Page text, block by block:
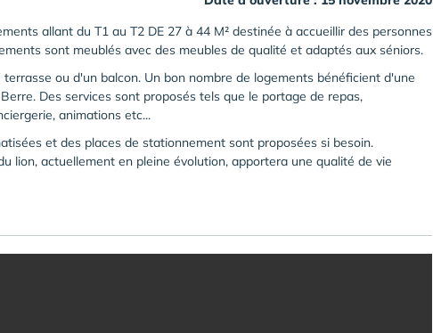
allant du T1 au T2 DE 27 à 44 M² destinée à accueillir des personnes
sont meublés avec des meubles de qualité et adaptés aux séniors.
ou d'un balcon. Un bon nombre de logements bénéficient d'une
Des services sont proposés tels que le portage de repas,
animations etc...
et des places de stationnement sont proposées si besoin.
lion, actuellement en pleine évolution, apportera une qualité de vie